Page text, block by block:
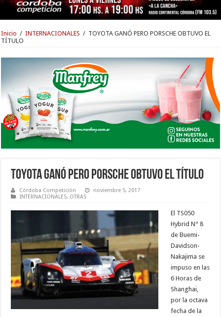
Inicio / INTERNACIONALES / TOYOTA GANÓ PERO PORSCHE OBTUVO EL
TÍTULO
TOYOTA GANÓ PERO PORSCHE OBTUVO EL TÍTULO
Córdoba Competición
noviembre 5, 2017
INTERNACIONALES, OTRAS
El TS050
Hybrid N° 8
de Buemi-
Davidson-
Nakajima se
impuso en las
6 Horas de
Shanghai,
por la octava
fecha de la